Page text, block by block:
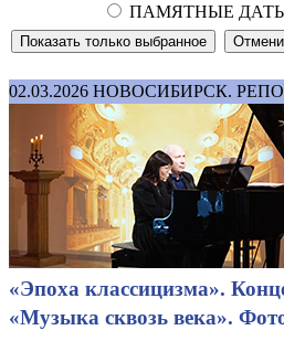
ПАМЯТНЫЕ
02.03.2026 НОВОСИБИРСК.
«Эпоха классицизма».
«Музыка сквозь века».